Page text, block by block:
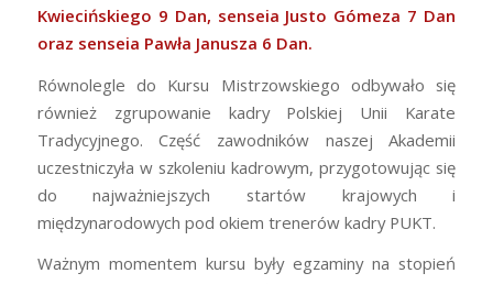
Kwiecińskiego 9 Dan, senseia Justo Gómeza 7 Dan
oraz senseia Pawła Janusza 6 Dan.
Równolegle do Kursu Mistrzowskiego odbywało się
również zgrupowanie kadry Polskiej Unii Karate
Tradycyjnego. Część zawodników naszej Akademii
uczestniczyła w szkoleniu kadrowym, przygotowując się
do najważniejszych startów krajowych i
międzynarodowych pod okiem trenerów kadry PUKT.
Ważnym momentem kursu były egzaminy na stopień